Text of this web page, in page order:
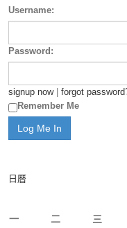
Username:
Password:
signup now| forgot
Remember Me
日曆
一
二 三